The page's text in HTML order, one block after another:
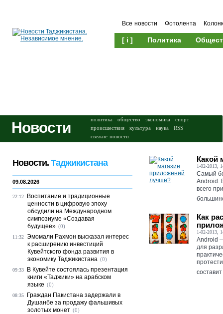
Все новости Фотолента
[ i ] Политика
Новости политика общество экономика
спорт
происшествия
культура наука
RSS
свежие новости
Какой
1-02-2013,
Самый
Android.
всего
Как
1-02-2013,
Android
для
Новости. Таджикистана
09.08.2026
22:12
Воспитание и традиционные
ценности в цифровую эпоху
обсудили на Международном
симпозиуме «Создавая
будущее» (0)
11:32 Эмомали Рахмон высказал интерес
к расширению инвестиций
Кувейтского фонда развития в
экономику Таджикистана (0)
09:33
В Кувейте состоялась презентация
книги «Таджики» на арабском
языке (0)
08:35
Граждан Пакистана задержали в
Душанбе за продажу фальшивых
золотых монет (0)